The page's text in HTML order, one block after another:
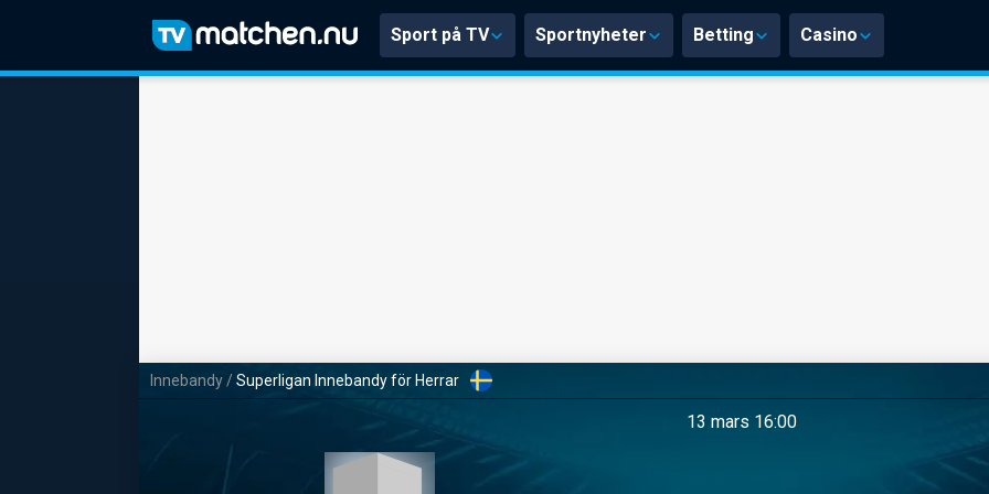
Sport på TV Sportnyheter Betting Casino
Innebandy /Superligan Innebandy för Herrar
13 mars 16:00